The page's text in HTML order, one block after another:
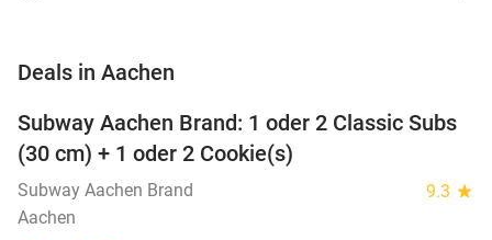
Deals in Aachen
33%
Subway Aachen Brand: 1 oder 2 Classic Subs
(30 cm) + 1 oder 2 Cookie(s)
Subway Aachen Brand 9.3 star
Aachen